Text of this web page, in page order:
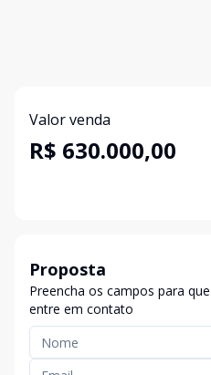
Valor venda
R$ 630.000,00
Proposta
Preencha os campos para
entre em contato